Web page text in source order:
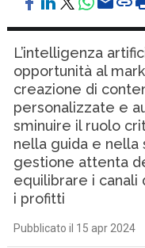
L’intelligenza
opportunità al
creazione di
personalizzate e
sminuire il ruolo
nella guida e nella
gestione attenta
equilibrare i
i profitti
Pubblicato il 15 apr 2024